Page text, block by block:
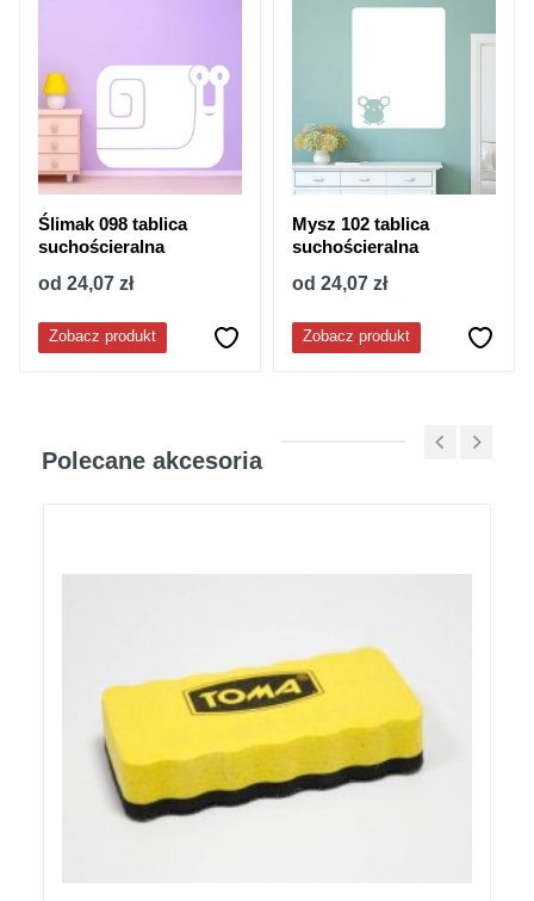
Ślimak 098 tablica
suchościeralna
od 24,07 zł
Zobacz produkt
Mysz 102 tablica
suchościeralna
od 24,07 zł
Zobacz produkt
Polecane akcesoria